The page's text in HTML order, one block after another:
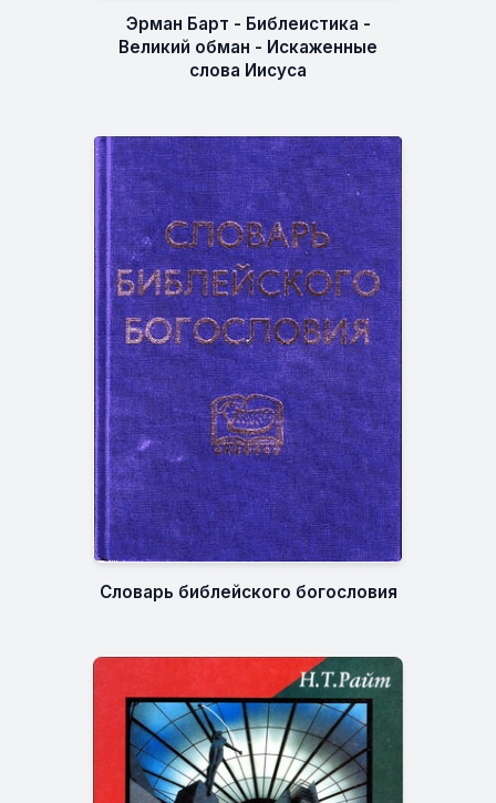
Эрман Барт - Библеистика -
Великий обман - Искаженные
слова Иисуса
Словарь библейского богословия